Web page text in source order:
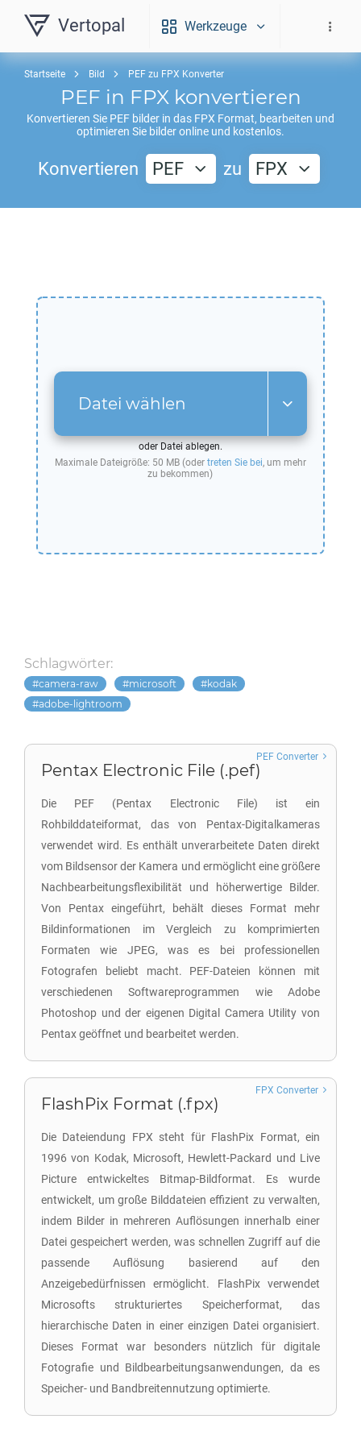
Vertopal Werkzeuge
Startseite Bild PEF zu FPX Konverter
PEF in FPXkonvertieren
Konvertieren Sie PEF bilder in das FPX Format, bearbeiten und
optimieren Sie bilder online und kostenlos.
Konvertieren PEF zu FPX
Datei wählen
oder Datei ablegen.
Maximale Dateigröße: 50 MB (oder treten Sie bei, um mehr
zu bekommen)
Schlagwörter:
camera-raw microsoft
kodak
adobe-lightroom
Pentax Electronic File (.pef)
Die PEF (Pentax Electronic File) ist ein
Rohbilddateiformat, das von Pentax-Digitalkameras
verwendet wird. Es enthält unverarbeitete Daten direkt
vom Bildsensor der Kamera und ermöglicht eine größere
Nachbearbeitungsflexibilität und höherwertige Bilder.
Von Pentax eingeführt, behält dieses Format mehr
Bildinformationen im Vergleich zu komprimierten
Formaten wie JPEG, was es bei professionellen
Fotografen beliebt macht. PEF-Dateien können mit
verschiedenen Softwareprogrammen wie Adobe
Photoshop und der eigenen Digital Camera Utility von
Pentax geöffnet und bearbeitet werden.
PEF Converter
FlashPix Format (.fpx)
Die Dateiendung FPX steht für FlashPix Format, ein
1996 von Kodak, Microsoft, Hewlett-Packard und Live
Picture entwickeltes Bitmap-Bildformat. Es wurde
entwickelt, um große Bilddateien effizient zu verwalten,
indem Bilder in mehreren Auflösungen innerhalb einer
Datei gespeichert werden, was schnellen Zugriff auf die
passende Auflösung basierend auf den
Anzeigebedürfnissen ermöglicht. FlashPix verwendet
Microsofts strukturiertes Speicherformat, das
hierarchische Daten in einer einzigen Datei organisiert.
Dieses Format war besonders nützlich für digitale
Fotografie und Bildbearbeitungsanwendungen, da es
Speicher- und Bandbreitennutzung optimierte.
FPX Converter